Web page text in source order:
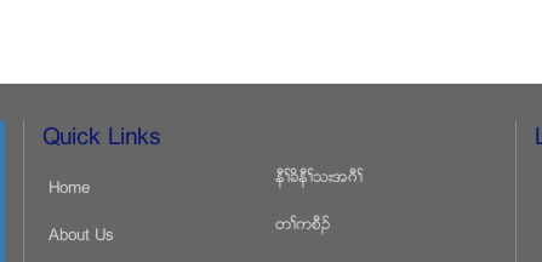
Quick Links
Home
About Us
နီႈခိနီႈသးအဂီႈ
တႈကစီဥ